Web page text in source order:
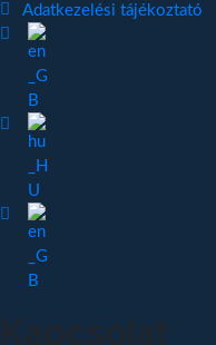
Adatkezelési tájékoztató